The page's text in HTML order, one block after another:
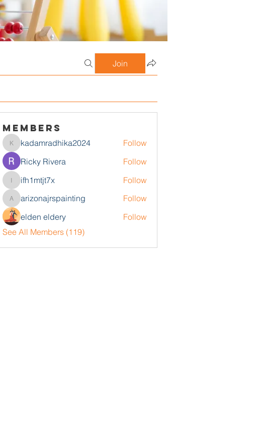
Join
Members
kadamradhika2024
kadamradhika2024
Follow
Ricky Rivera
Follow
ifh1mtjt7x
ifh1mtjt7x Follow
arizonajrspainting
arizonajrspainting
Follow
elden eldery
Follow
See All Members (119)